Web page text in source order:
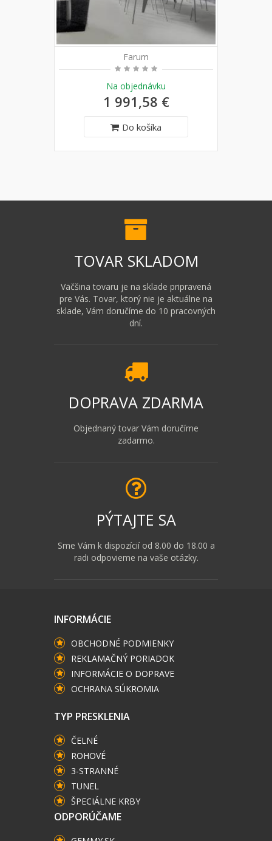
Farum
Na objednávku
1 991,58 €
Do košíka
TOVAR SKLADOM
Väčšina tovaru je na sklade pripravená
pre Vás. Tovar, ktorý nie je aktuálne na
sklade, Vám doručíme do 10 pracovných
dní.
DOPRAVA ZDARMA
Objednaný tovar Vám doručíme
zadarmo.
PÝTAJTE SA
Sme Vám k dispozícií od 8.00 do 18.00 a
radi odpovieme na vaše otázky.
INFORMÁCIE
OBCHODNÉ PODMIENKY
REKLAMAČNÝ PORIADOK
INFORMÁCIE O DOPRAVE
OCHRANA SÚKROMIA
TYP PRESKLENIA
ČELNÉ
ROHOVÉ
3-STRANNÉ
TUNEL
ŠPECIÁLNE KRBY
ODPORÚČAME